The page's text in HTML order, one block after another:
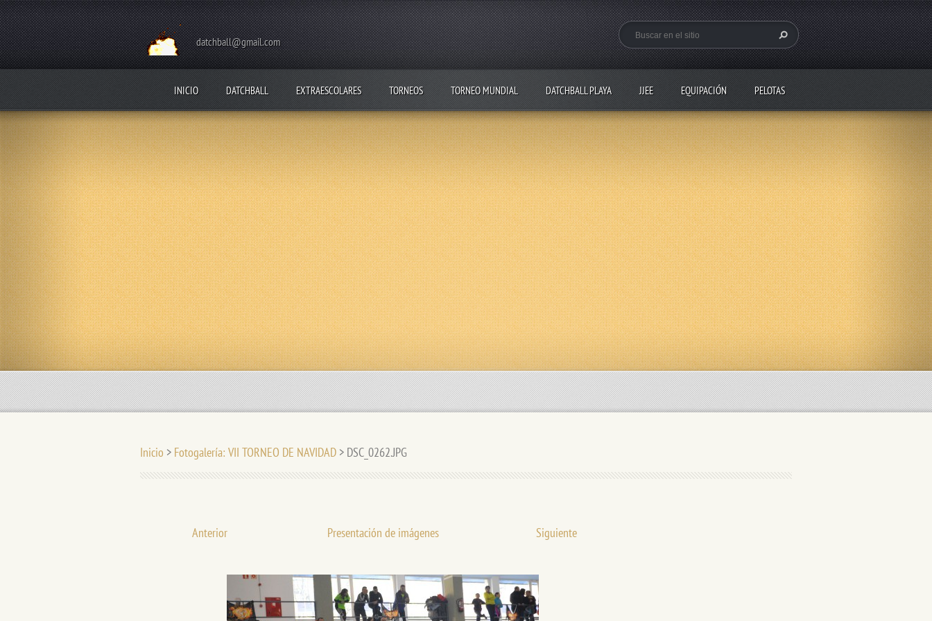
datchball@gmail.com
INICIO DATCHBALL EXTRAESCOLARES TORNEOS TORNEO MUNDIAL DATCHBALL PLAYA JJEE EQUIPACIÓN PELOTAS
Inicio > Fotogalería: VII TORNEO DE NAVIDAD > DSC_0262.JPG
Anterior Presentación de imágenes Siguiente